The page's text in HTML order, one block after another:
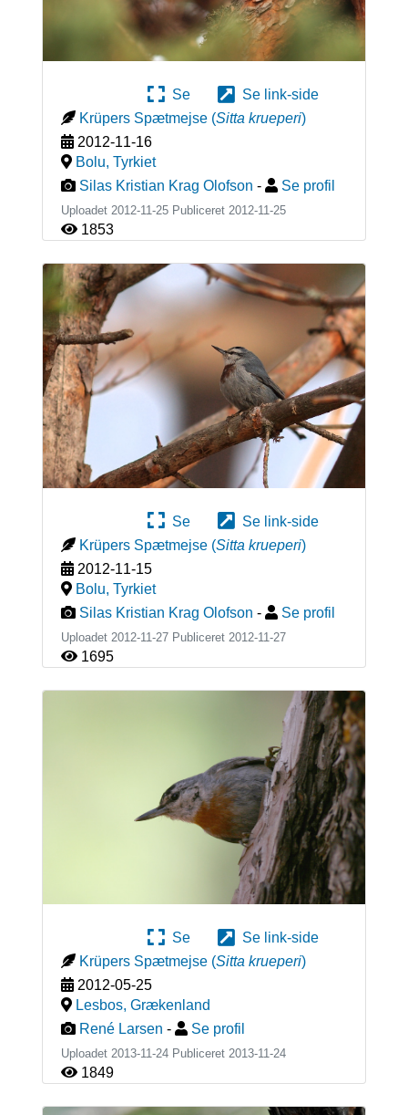
Se
Se link-side
Krüpers Spætmejse (Sitta krueperi)
2012-11-16
Bolu, Tyrkiet
Silas Kristian Krag Olofson - Se profil
Uploadet 2012-11-25 Publiceret 2012-11-25
1853
Se
Se link-side
Krüpers Spætmejse (Sitta krueperi)
2012-11-15
Bolu, Tyrkiet
Silas Kristian Krag Olofson - Se profil
Uploadet 2012-11-27 Publiceret 2012-11-27
1695
Se
Se link-side
Krüpers Spætmejse (Sitta krueperi)
2012-05-25
Lesbos, Grækenland
René Larsen - Se profil
Uploadet 2013-11-24 Publiceret 2013-11-24
1849